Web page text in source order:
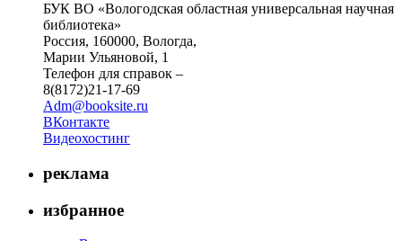
БУК ВО «Вологодская областная универсальная научная
библиотека»
Россия, 160000, Вологда,
Марии Ульяновой, 1
Телефон для справок –
8(8172)21-17-69
Adm@booksite.ru
ВКонтакте
Видеохостинг
реклама
избранное